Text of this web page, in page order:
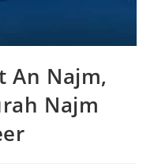
An Najm,
Najm